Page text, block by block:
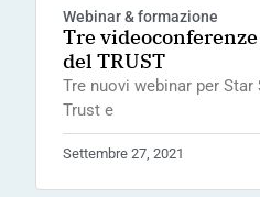
Webinar & formazione
Tre
del TRUST
Tre nuovi webinar per
Trust e
Settembre 27, 2021